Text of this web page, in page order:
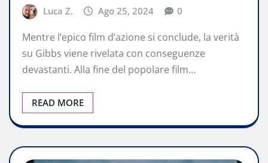
Luca Z. Ago 25, 2024 0
Mentre l’epico film d’azione si conclude, la verità
su Gibbs viene rivelata con conseguenze
devastanti. Alla fine del popolare film…
READ MORE